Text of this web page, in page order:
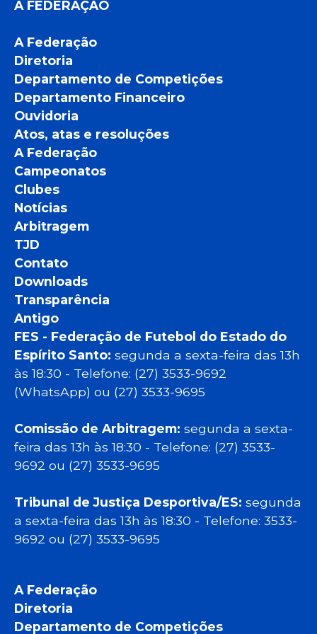
A FEDERAÇÃO
A Federação
Diretoria
Departamento de Competições
Departamento Financeiro
Ouvidoria
Atos, atas e resoluções
A Federação
Campeonatos
Clubes
Notícias
Arbitragem
TJD
Contato
Downloads
Transparência
Antigo
FES - Federação de Futebol do Estado do
Espírito Santo: segunda a sexta-feira das 13h
às 18:30 - Telefone: (27) 3533-9692
(WhatsApp) ou (27) 3533-9695
Comissão de Arbitragem: segunda a sexta-
feira das 13h às 18:30 - Telefone: (27) 3533-
9692 ou (27) 3533-9695
Tribunal de Justiça Desportiva/ES: segunda
a sexta-feira das 13h às 18:30 - Telefone: 3533-
9692 ou (27) 3533-9695
A Federação
Diretoria
Departamento de Competições